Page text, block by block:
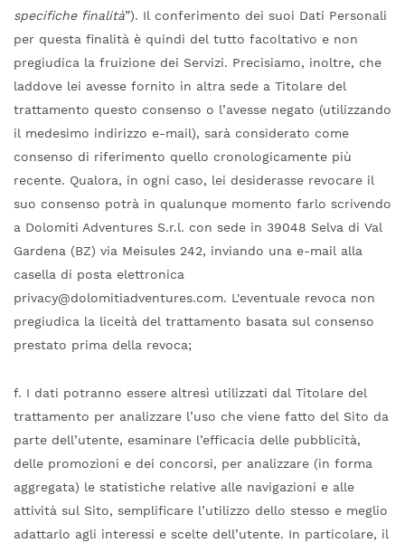
specifiche finalità”). Il conferimento dei suoi Dati Personali
per questa finalità è quindi del tutto facoltativo e non
pregiudica la fruizione dei Servizi. Precisiamo, inoltre, che
laddove lei avesse fornito in altra sede a Titolare del
trattamento questo consenso o l’avesse negato (utilizzando
il medesimo indirizzo e-mail), sarà considerato come
consenso di riferimento quello cronologicamente più
recente. Qualora, in ogni caso, lei desiderasse revocare il
suo consenso potrà in qualunque momento farlo scrivendo
a Dolomiti Adventures S.r.l. con sede in 39048 Selva di Val
Gardena (BZ) via Meisules 242, inviando una e-mail alla
casella di posta elettronica
privacy@dolomitiadventures.com. L'eventuale revoca non
pregiudica la liceità del trattamento basata sul consenso
prestato prima della revoca;
f. I dati potranno essere altresì utilizzati dal Titolare del
trattamento per analizzare l’uso che viene fatto del Sito da
parte dell’utente, esaminare l’efficacia delle pubblicità,
delle promozioni e dei concorsi, per analizzare (in forma
aggregata) le statistiche relative alle navigazioni e alle
attività sul Sito, semplificare l’utilizzo dello stesso e meglio
adattarlo agli interessi e scelte dell’utente. In particolare, il